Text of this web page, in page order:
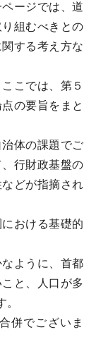
ージでは、道
組むべきとの
する考え方な
こでは、第５
の要旨をまと
体の課題でご
行財政基盤の
どが指摘され
おける基礎的
ように、首都
と、人口が多
併でございま